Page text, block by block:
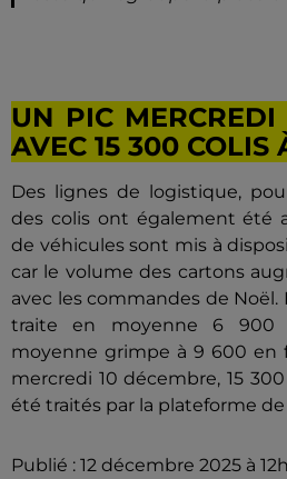
UN PIC MERCREDI
AVEC 15 300 COLIS
Des lignes de logistique,
des colis ont également été
de véhicules sont mis à
car le volume des cartons
avec les commandes de
traite en moyenne 6 900
moyenne grimpe à 9 600 en
mercredi 10 décembre, 15
été traités par la plateforme de
Publié : 12 décembre 2025 à